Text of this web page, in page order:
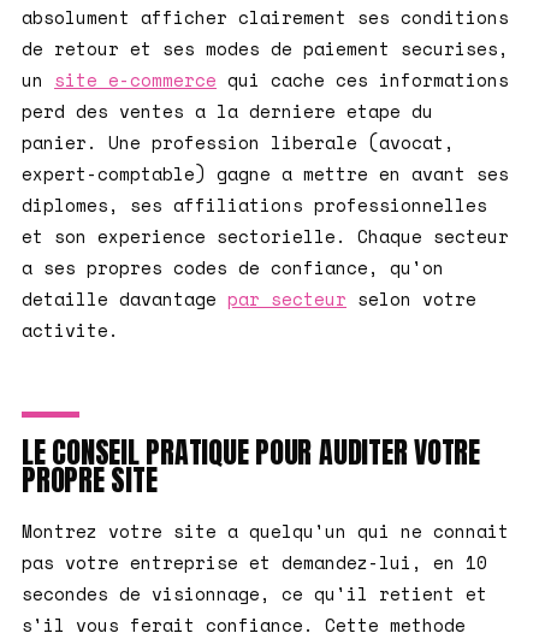
absolument afficher clairement ses conditions
de retour et ses modes de paiement securises,
un site e-commerce qui cache ces informations
perd des ventes a la derniere etape du
panier. Une profession liberale (avocat,
expert-comptable) gagne a mettre en avant ses
diplomes, ses affiliations professionnelles
et son experience sectorielle. Chaque secteur
a ses propres codes de confiance, qu'on
detaille davantage par secteur selon votre
activite.
LE CONSEIL PRATIQUE POUR AUDITER VOTRE
PROPRE SITE
Montrez votre site a quelqu'un qui ne connait
pas votre entreprise et demandez-lui, en 10
secondes de visionnage, ce qu'il retient et
s'il vous ferait confiance. Cette methode